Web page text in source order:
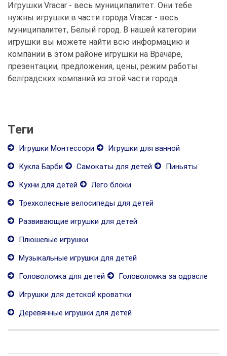
Игрушки Vracar - весь муниципалитет. Они тебе
нужны игрушки в части города Vracar - весь
муниципалитет, Белый город. В нашей категории
игрушки вы можете найти всю информацию и
компании в этом районе игрушки на Врачаре,
презентации, предложения, цены, режим работы
белградских компаний из этой части города.
Теги
Игрушки Монтессори
Игрушки для ванной
Кукла Барби
Самокаты для детей
Пиньяты
Кухни для детей
Лего блоки
Трехколесные велосипеды для детей
Развивающие игрушки для детей
Плюшевые игрушки
Музыкальные игрушки для детей
Головоломка для детей
Головоломка за одрасле
Игрушки для детской кроватки
Деревянные игрушки для детей